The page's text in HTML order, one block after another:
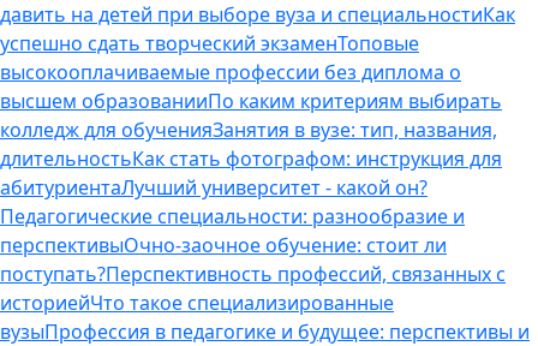
давить на детей при выборе вуза и специальностиКак
успешно сдать творческий экзаменТоповые
высокооплачиваемые профессии без диплома о
высшем образованииПо каким критериям выбирать
колледж для обученияЗанятия в вузе: тип, названия,
длительностьКак стать фотографом: инструкция для
абитуриентаЛучший университет - какой он?
Педагогические специальности: разнообразие и
перспективыОчно-заочное обучение: стоит ли
поступать?Перспективность профессий, связанных с
историейЧто такое специализированные
вузыПрофессия в педагогике и будущее: перспективы и